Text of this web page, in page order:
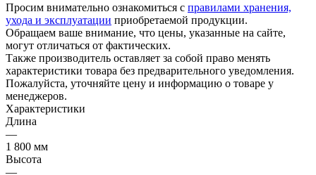
Просим внимательно ознакомиться с правилами хранения,
ухода и эксплуатации приобретаемой продукции.
Обращаем ваше внимание, что цены, указанные на сайте,
могут отличаться от фактических.
Также производитель оставляет за собой право менять
характеристики товара без предварительного уведомления.
Пожалуйста, уточняйте цену и информацию о товаре у
менеджеров.
Характеристики
Длина
—
1 800 мм
Высота
—